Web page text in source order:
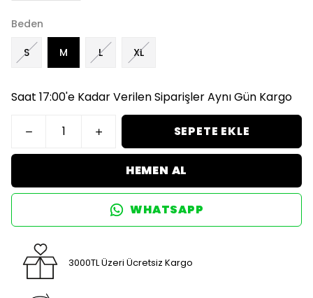
Beden
S M L XL
Saat 17:00'e Kadar Verilen Siparişler Aynı Gün Kargo
SEPETE EKLE
HEMEN AL
WHATSAPP
3000TL Üzeri Ücretsiz Kargo